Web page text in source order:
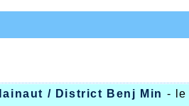
/ District Benj Min - le